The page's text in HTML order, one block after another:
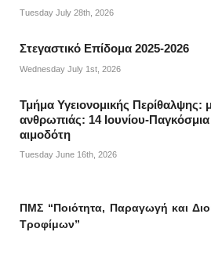
Tuesday July 28th, 2026
Στεγαστικό Επίδομα 2025-2026
Wednesday July 1st, 2026
Τμήμα Υγειονομικής Περίθαλψης:
ανθρωπιάς: 14 Ιουνίου-
αιμοδότη
Tuesday June 16th, 2026
ΠΜΣ “Ποιότητα, Παραγωγή και
Τροφίμων”